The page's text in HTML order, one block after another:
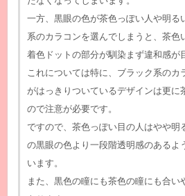
一方、黒眼の色が茶色っぽい人や明る
系のカラコンを選んでしまうと、茶色
着色ドットの部分が馴染まず違和感が
これについては特に、ブラック系のカ
がはっきりついているデザインは更に
ので注意が必要です。
ですので、茶色っぽい目の人はやや明
の黒眼の色より一段階透明感のあるよ
います。
また、黒色の瞳にも茶色の瞳にも合い